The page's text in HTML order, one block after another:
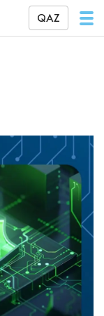
QAZ